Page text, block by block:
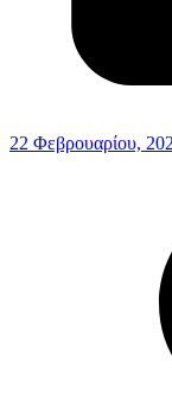
22 Φεβρουαρίου,